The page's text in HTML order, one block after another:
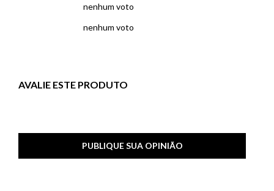
nenhum voto
nenhum voto
AVALIE ESTE PRODUTO
PUBLIQUE SUA OPINIÃO